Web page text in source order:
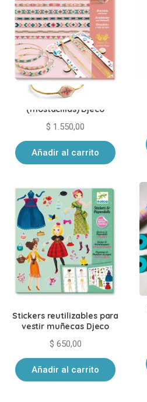
Set Para fabricar pulseras
(mostacillas) Djeco
$ 1.550,00
Añadir al carrito
Stickers reutilizables para
vestir muñecas Djeco
$ 650,00
Añadir al carrito